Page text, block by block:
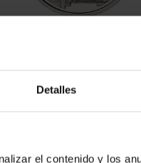
Detalles
el contenido y los
73,00 €